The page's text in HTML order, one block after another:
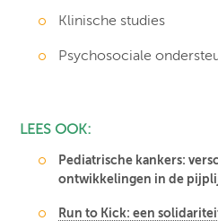
Klinische studies
Psychosociale
LEES OOK:
Pediatrische kankers:
ontwikkelingen in de
Run to Kick: een